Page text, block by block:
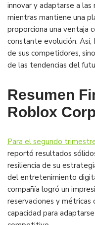
innovar y adaptarse a las
mientras mantiene una
proporciona una ventaja
constante evolución.
de sus competidores,
de las tendencias del
Resumen
Roblox
Para el segundo
reportó resultados
resiliencia de su
del entretenimiento
compañía logró un
reservaciones y
capacidad para